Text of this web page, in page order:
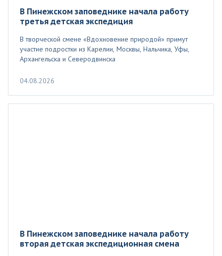
В Пинежском заповеднике начала работу
третья детская экспедиция
В творческой смене «Вдохновение природой» примут
участие подростки из Карелии, Москвы, Нальчика, Уфы,
Архангельска и Северодвинска
04.08.2026
В Пинежском заповеднике начала работу
вторая детская экспедиционная смена